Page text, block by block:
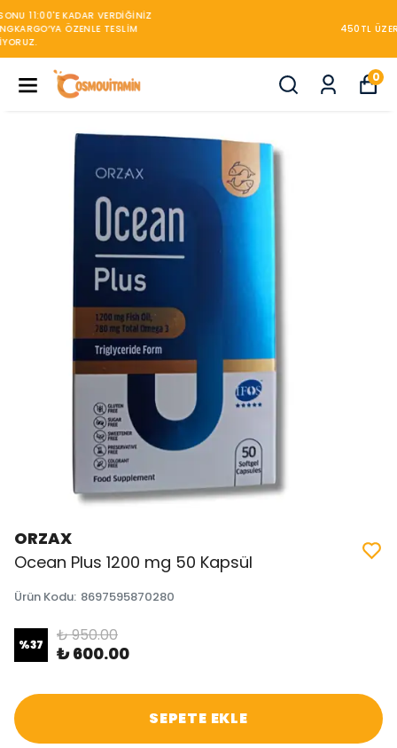
450TL ÜZERİ KARGO BEDAVA
0
ORZAX
Ocean Plus 1200 mg 50 Kapsül
Ürün Kodu: 8697595870280
%37 ₺ 950.00
₺ 600.00
SEPETE EKLE